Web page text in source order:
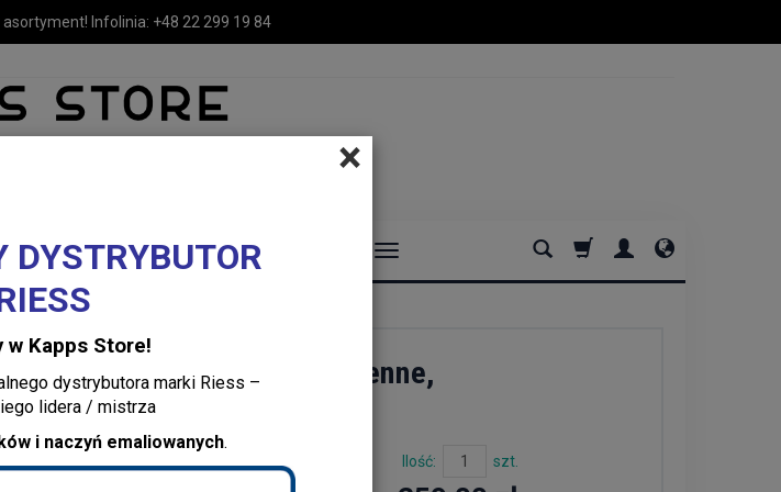
asortyment! Infolinia: +48 22 299 19 84
×
DYSTRYBUTOR
w Kapps Store!
dystrybutora marki Riess –
lidera / mistrza
i naczyń emaliowanych.
TEKSTYLIA I DEKORACJE DOMOWE
Uchwyt na ręczniki kuchenne,
papier wzór Słoń Nordal
Dodaj recenzję:
Ilość: szt.